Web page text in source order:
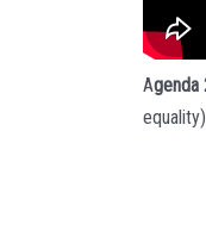
Agenda